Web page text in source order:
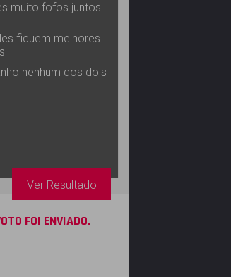
muito fofos juntos
fiquem melhores
nenhum dos dois
Ver Resultado
FOI ENVIADO.